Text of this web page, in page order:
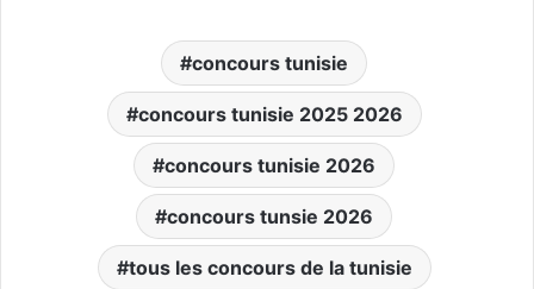
concours tunisie
concours tunisie 2025 2026
concours tunisie 2026
concours tunsie 2026
tous les concours de la tunisie